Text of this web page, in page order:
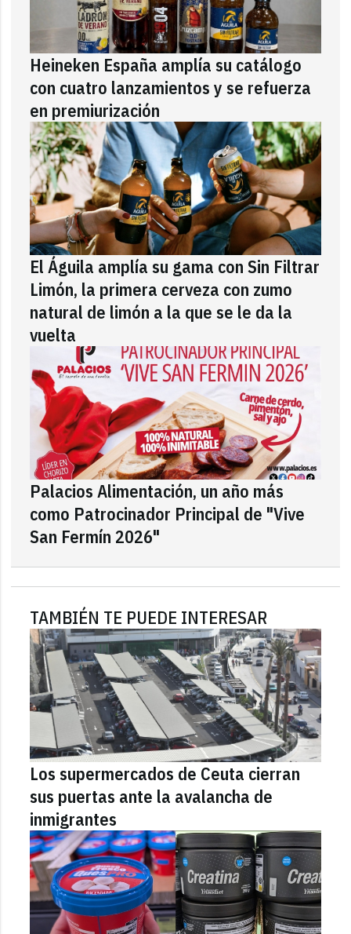
Heineken España amplía su catálogo
con cuatro lanzamientos y se refuerza
en premiurización
El Águila amplía su gama con Sin Filtrar
Limón, la primera cerveza con zumo
natural de limón a la que se le da la
vuelta
Palacios Alimentación, un año más
como Patrocinador Principal de "Vive
San Fermín 2026"
TAMBIÉN TE PUEDE INTERESAR
Los supermercados de Ceuta cierran
sus puertas ante la avalancha de
inmigrantes